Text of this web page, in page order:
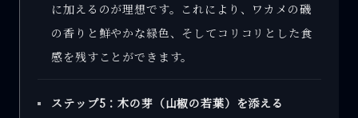
に加えるのが理想です。これにより、ワカメの磯
の香りと鮮やかな緑色、そしてコリコリとした食
感を残すことができます。
ステップ5：木の芽（山椒の若葉）を添える